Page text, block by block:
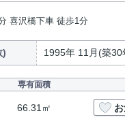
喜沢橋下車 徒歩1分
) 1995年 11月(築30
専有面積
66.31㎡